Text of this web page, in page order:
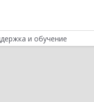
и обучение